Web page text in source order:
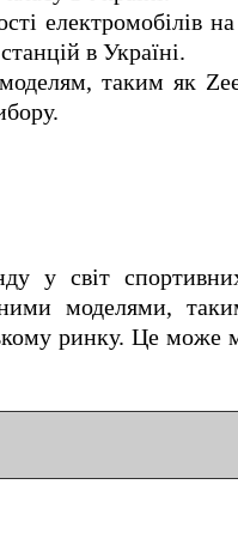
електромобілів
в Україні.
таким як
у світ
моделями,
ринку. Це може